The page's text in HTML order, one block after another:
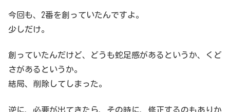
今回も、2番を創っていたんですよ。
少しだけ。
創っていたんだけど、どうも蛇足感があるというか、くど
さがあるというか。
結局、削除してしまった。
逆に、必要が出てきたら、その時に、修正するのもありか